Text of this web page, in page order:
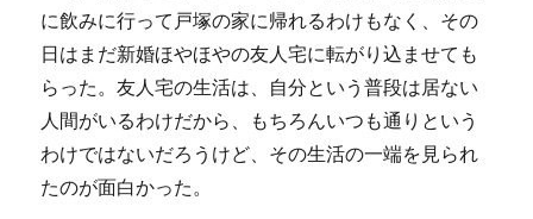
に飲みに行って戸塚の家に帰れるわけもなく、その
日はまだ新婚ほやほやの友人宅に転がり込ませても
らった。友人宅の生活は、自分という普段は居ない
人間がいるわけだから、もちろんいつも通りという
わけではないだろうけど、その生活の一端を見られ
たのが面白かった。